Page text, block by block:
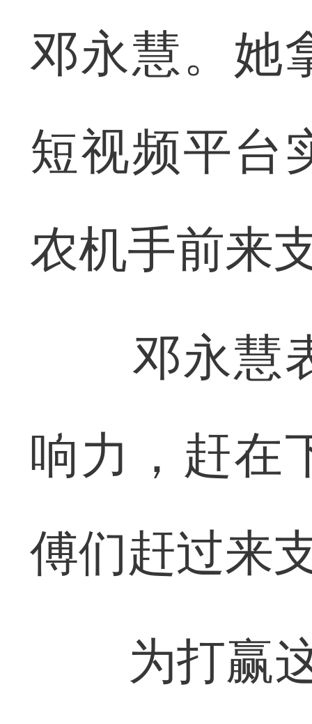
邓永慧。她
短视频平台
农机手前来
邓永慧表
响力，赶在
傅们赶过来
为打赢这